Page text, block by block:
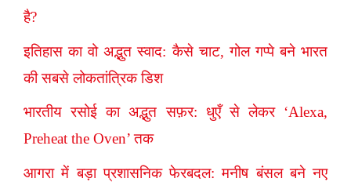
है?
इतिहास का वो अद्भुत स्वाद: कैसे चाट, गोल गप्पे बने भारत
की सबसे लोकतांत्रिक डिश
भारतीय रसोई का अद्भुत सफ़र: धुएँ से लेकर ‘Alexa,
Preheat the Oven’ तक
आगरा में बड़ा प्रशासनिक फेरबदल: मनीष बंसल बने नए